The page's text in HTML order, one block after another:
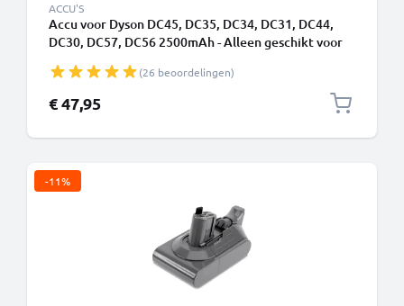
ACCU'S
Accu voor Dyson DC45, DC35, DC34, DC31, DC44,
DC30, DC57, DC56 2500mAh - Alleen geschikt voor
(26 beoordelingen)
€ 47,95
-11%